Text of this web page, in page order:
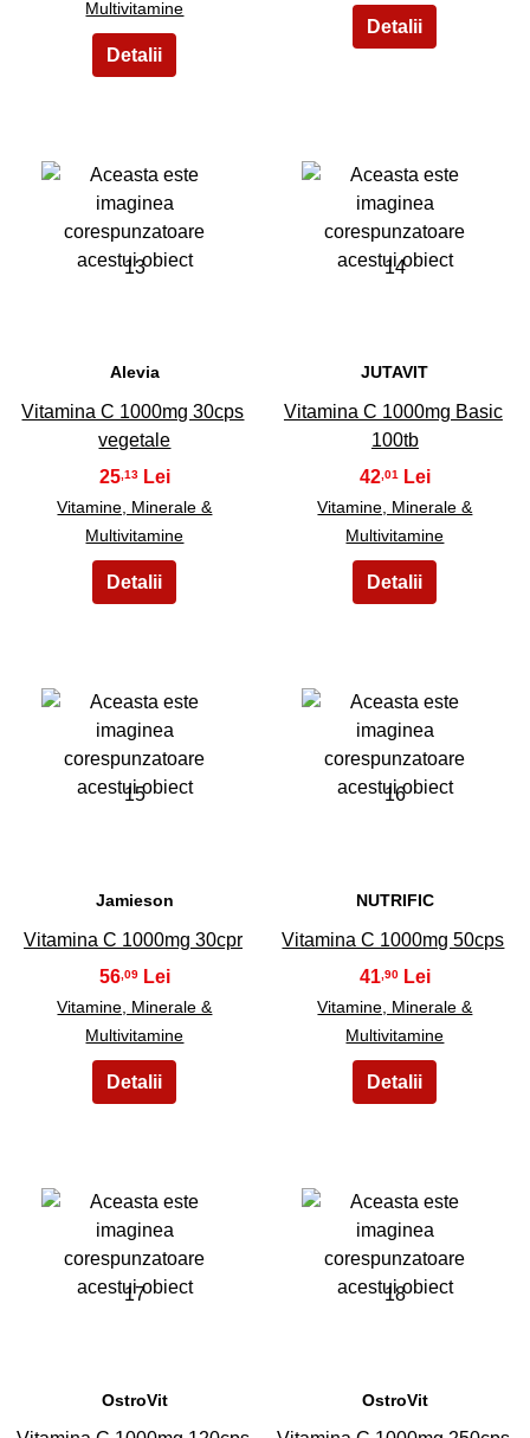
Multivitamine
13
Alevia
Vitamina C 1000mg 30cps
vegetale
25,13
Vitamine, Minerale &
Multivitamine
14
JUTAVIT
Vitamina C 1000mg Basic
100tb
42 ,01
Vitamine, Minerale &
Multivitamine
15
Jamieson
Vitamina C 1000mg 30cpr
56,09
Vitamine, Minerale &
Multivitamine
16
NUTRIFIC
Vitamina C 1000mg 50cps
41 ,90
Vitamine, Minerale &
Multivitamine
17
OstroVit
18
OstroVit